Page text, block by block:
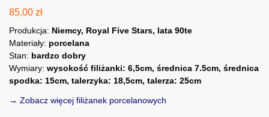
85,00 zł
Produkcja: Niemcy, Royal Five Stars, lata 90te
Materiały: porcelana
Stan: bardzo dobry
Wymiary: wysokość filiżanki: 6,5cm, średnica 7.5cm, średnica
spodka: 15cm, talerzyka: 18,5cm, talerza: 25cm
→ Zobacz więcej filiżanek porcelanowych